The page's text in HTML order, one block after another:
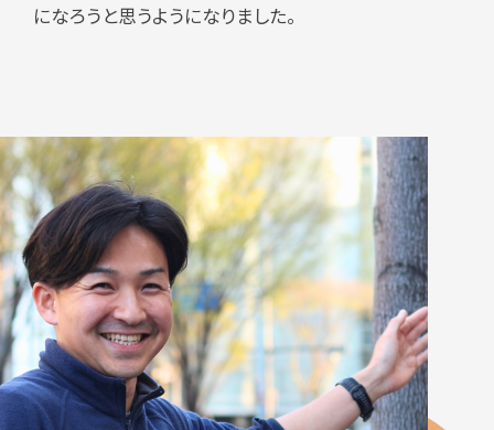
になろうと思うようになりました。